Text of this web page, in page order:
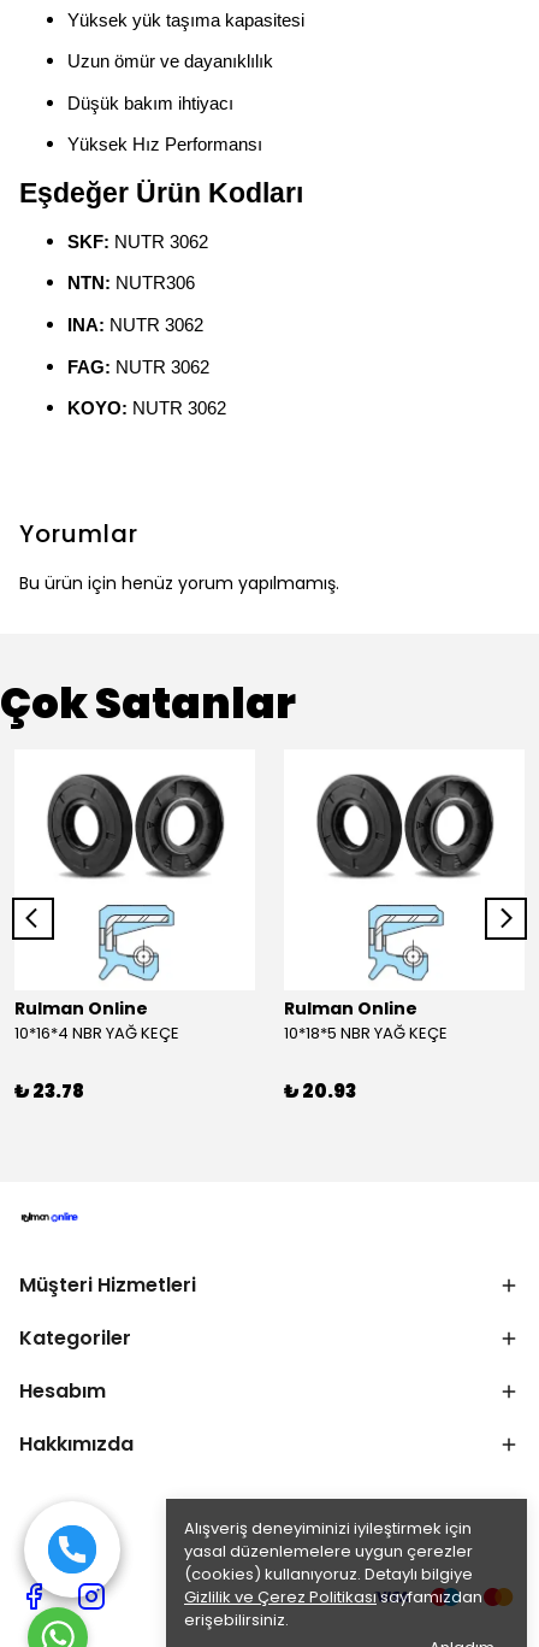
Alışveriş deneyiminizi iyileştirmek için
yasal düzenlemelere uygun çerezler
(cookies) kullanıyoruz. Detaylı bilgiye
Gizlilik ve Çerez Politikasısayfamızdan
erişebilirsiniz.
Yüksek yük taşıma kapasitesi
Uzun ömür ve dayanıklılık
Düşük bakım ihtiyacı
Yüksek Hız Performansı
Eşdeğer Ürün Kodları
SKF: NUTR 3062
NTN: NUTR306
INA: NUTR 3062
FAG: NUTR 3062
KOYO: NUTR 3062
Yorumlar
Bu ürün için henüz yorum yapılmamış.
Çok Satanlar
Rulman Online
10*16*4 NBR YAĞ KEÇE
₺ 23.78
Rulman Online
10*18*5 NBR YAĞ KEÇE
₺ 20.93
Müşteri Hizmetleri
Kategoriler
Hesabım
Hakkımızda